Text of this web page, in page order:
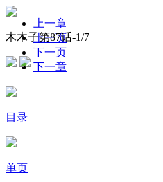
木木子第87话-1/7
上一章
上一页
下一页
下一章
目录
单页